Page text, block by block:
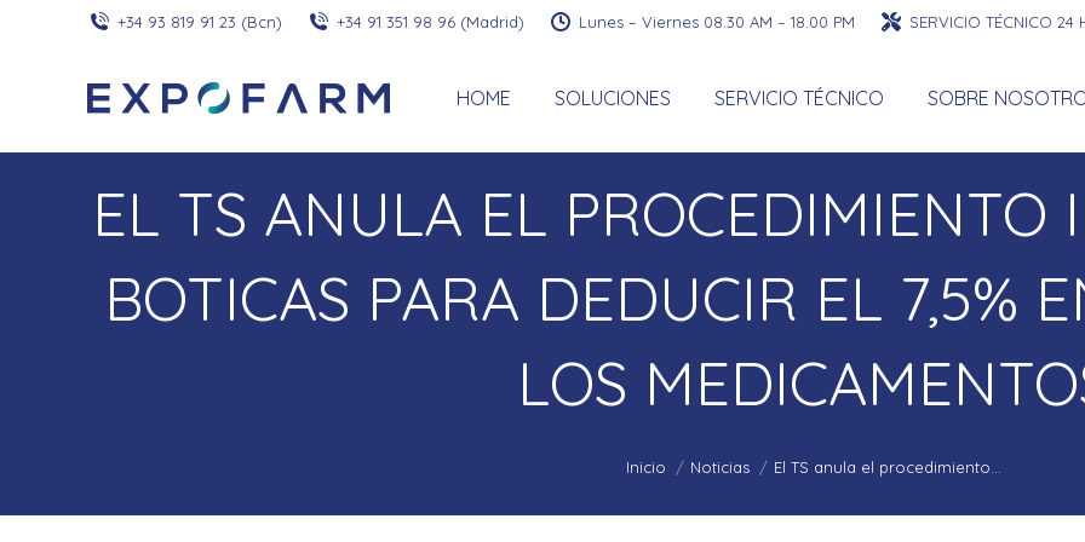
+34 93 819 91 23 (Bcn) +34 91 351 98 96 (Madrid) Lunes – Viernes 08.30 AM – 18.00 PM SERVICIO TÉCNICO 24
HOME SOLUCIONES SERVICIO TÉCNICO SOBRE
EL TS ANULA EL PROCEDIMIENTO
BOTICAS PARA DEDUCIR EL 7,5%
LOS
Inicio Noticias El TS anula el procedimiento…